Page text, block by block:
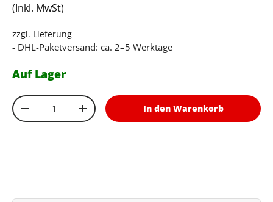
(Inkl. MwSt)
zzgl. Lieferung
- DHL-Paketversand: ca. 2–5 Werktage
Auf Lager
Anzahl
Menge verringernMenge erhöhenIn den Warenkorb